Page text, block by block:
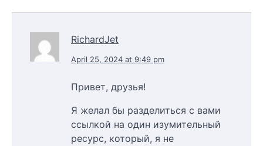
RichardJet
April 25, 2024 at 9:49 pm
Привет, друзья!
Я желал бы разделиться с вами
ссылкой на один изумительный
ресурс, который, я не